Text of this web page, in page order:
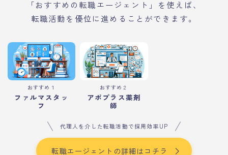
「おすすめの転職エージェント」を使えば、
転職活動を優位に進めることができます。
おすすめ１
ファルマスタッ
フ
おすすめ２
アポプラス薬剤
師
代理人を介した転職活動で採用効率UP
転職エージェントの詳細はコチラ